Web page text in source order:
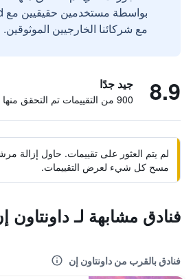
مع شركائنا الخارجيين الموثوقين.
8.9 جيد جدًا
900 من التقييمات تم التحقق منها
لم يتم العثور على تقييمات. حاول إزالة
مسح كل شيء لعرض التقييمات.
فنادق مشابهة لـ داونتاون
فنادق بالقرب من داونتاون إن